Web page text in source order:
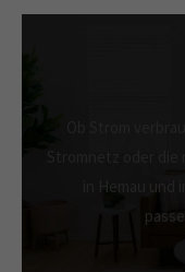
Ob Strom
Stromnetz oder
in Hemau